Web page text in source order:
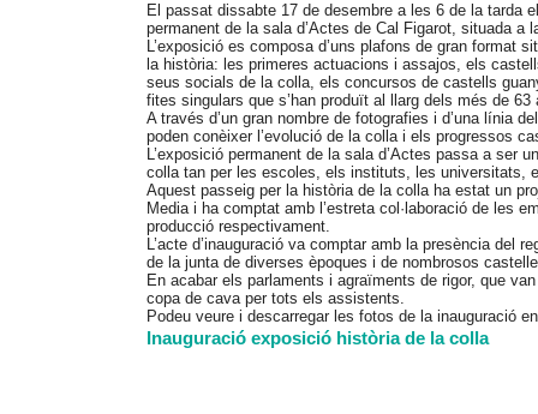
El passat dissabte 17 de desembre a les 6 de la tarda
permanent de la sala d’Actes de Cal Figarot, situada a
L’exposició es composa d’uns plafons de gran format
la història: les primeres actuacions i assajos, els
seus socials de la colla, els concursos de castells
fites singulars que s’han produït al llarg dels més de 63
A través d’un gran nombre de fotografies i d’una línia
poden conèixer l’evolució de la colla i els progressos
L’exposició permanent de la sala d’Actes passa a
colla tan per les escoles, els instituts, les universitats,
Aquest passeig per la història de la colla ha estat un
Media i ha comptat amb l’estreta col·laboració de les
producció respectivament.
L’acte d’inauguració va comptar amb la presència del
de la junta de diverses èpoques i de nombrosos
En acabar els parlaments i agraïments de rigor, que
copa de cava per tots els assistents.
Podeu veure i descarregar les fotos de la inauguració
Inauguració exposició història de la colla